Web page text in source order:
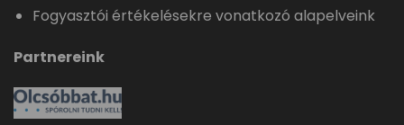
Fogyasztói értékelésekre vonatkozó alapelveink
Partnereink